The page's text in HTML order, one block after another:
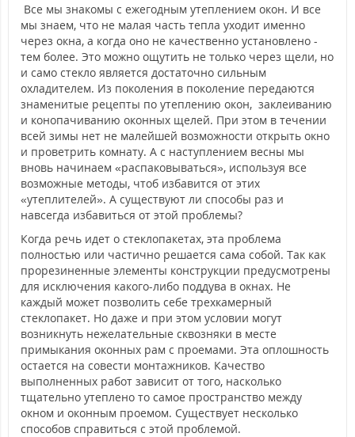
Все мы знакомы с ежегодным утеплением окон. И все
мы знаем, что не малая часть тепла уходит именно
через окна, а когда оно не качественно установлено -
тем более. Это можно ощутить не только через щели, но
и само стекло является достаточно сильным
охладителем. Из поколения в поколение передаются
знаменитые рецепты по утеплению окон, заклеиванию
и конопачиванию оконных щелей. При этом в течении
всей зимы нет не малейшей возможности открыть окно
и проветрить комнату. А с наступлением весны мы
вновь начинаем «распаковываться», используя все
возможные методы, чтоб избавится от этих
«утеплителей». А существуют ли способы раз и
навсегда избавиться от этой проблемы?
Когда речь идет о стеклопакетах, эта проблема
полностью или частично решается сама собой. Так как
прорезиненные элементы конструкции предусмотрены
для исключения какого-либо поддува в окнах. Не
каждый может позволить себе трехкамерный
стеклопакет. Но даже и при этом условии могут
возникнуть нежелательные сквозняки в месте
примыкания оконных рам с проемами. Эта оплошность
остается на совести монтажников. Качество
выполненных работ зависит от того, насколько
тщательно утеплено то самое пространство между
окном и оконным проемом. Существует несколько
способов справиться с этой проблемой.